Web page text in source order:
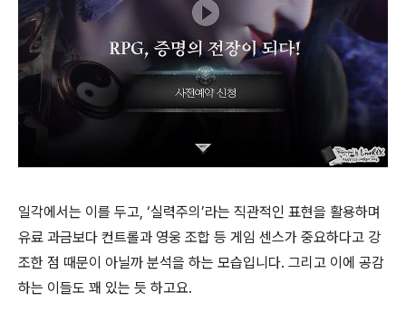
일각에서는 이를 두고, ‘실력주의’라는 직관적인 표현을 활용하며
유료 과금보다 컨트롤과 영웅 조합 등 게임 센스가 중요하다고 강
조한 점 때문이 아닐까 분석을 하는 모습입니다. 그리고 이에 공감
하는 이들도 꽤 있는 듯 하고요.